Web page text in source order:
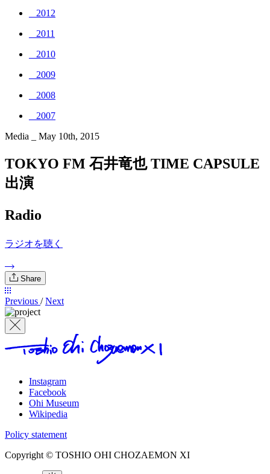
_ 2012
_ 2011
_ 2010
_ 2009
_ 2008
_ 2007
Media _ May 10th, 2015
TOKYO FM 石井竜也 TIME CAPSULE
出演
Radio
ラジオを聴く
Share
Previous / Next
Instagram
Facebook
Ohi Museum
Wikipedia
Policy statement
Copyright © TOSHIO OHI CHOZAEMON XI